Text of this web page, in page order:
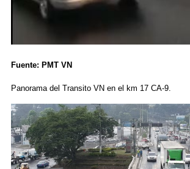
Fuente: PMT VN
Panorama del Transito VN en el km 17 CA-9.